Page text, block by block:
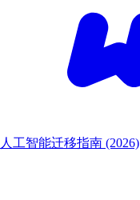
人工智能迁移指南 (2026)